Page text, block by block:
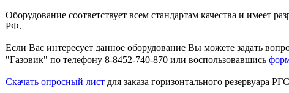
Оборудование соответствует всем стандартам качества и имеет
РФ.
Если Вас интересует данное оборудование Вы можете задать
"Газовик" по телефону 8-8452-740-870 или воспользовавшись
Скачать опросный лист для заказа горизонтального резервуара